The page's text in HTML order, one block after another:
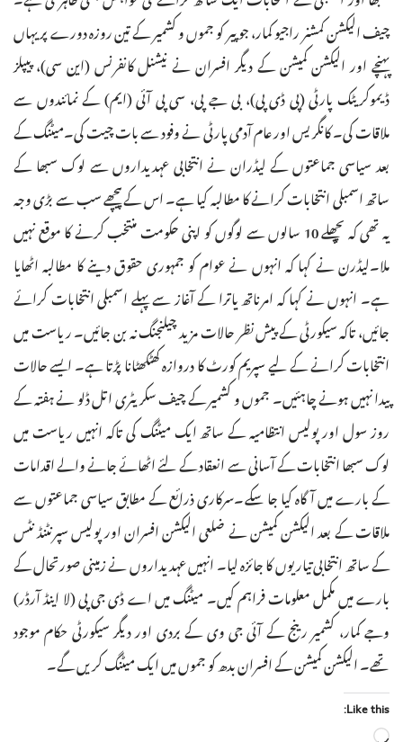
چیف الیکشن کمشنر راجیو کمار، جو پیر کو جموں و کشمیر کے تین روزہ دورے پر یہاں
پہنچے اور الیکشن کمیشن کے دیگر افسران نے نیشنل کانفرنس (این سی)، پیپلز
ڈیموکریٹک پارٹی (پی ڈی پی)، بی جے پی، سی پی آئی (ایم) کے نمائندوں سے
ملاقات کی۔ کانگریس اور عام آدمی پارٹی نے وفود سے بات چیت کی۔میٹنگ کے
بعد سیاسی جماعتوں کے لیڈران نے انتخابی عہدیداروں سے لوک سبھا کے
ساتھ اسمبلی انتخابات کرانے کا مطالبہ کیا ہے۔ اس کے پیچھے سب سے بڑی وجہ
یہ تھی کہ پچھلے 10 سالوں سے لوگوں کو اپنی حکومت منتخب کرنے کا موقع نہیں
ملا۔لیڈرن نے کہا کہ انہوں نے عوام کو جمہوری حقوق دینے کا مطالبہ اٹھایا
ہے۔ انہوں نے کہا کہ امرناتھ یاترا کے آغاز سے پہلے اسمبلی انتخابات کرائے
جائیں، تاکہ سیکورٹی کے پیش نظر حالات مزید چیلنجنگ نہ بن جائیں۔ ریاست میں
انتخابات کرانے کے لیے سپریم کورٹ کا دروازہ کھٹکھٹانا پڑتا ہے۔ ایسے حالات
پیدا نہیں ہونے چاہئیں۔ جموں و کشمیر کے چیف سکریٹری اتل ڈلو نے ہفتہ کے
روز سول اور پولیس انتظامیہ کے ساتھ ایک میٹنگ کی تاکہ انہیں ریاست میں
لوک سبھا انتخابات کے آسانی سے انعقاد کے لئے اٹھائے جانے والے اقدامات
کے بارے میں آگاہ کیا جا سکے۔سرکاری ذرائع کے مطابق سیاسی جماعتوں سے
ملاقات کے بعد الیکشن کمیشن نے ضلعی الیکشن افسران اور پولیس سپرنٹنڈنٹس
کے ساتھ انتخابی تیاریوں کا جائزہ لیا۔ انہیں عہدیداروں نے زمینی صورتحال کے
بارے میں مکمل معلومات فراہم کیں۔ میٹنگ میں اے ڈی جی پی (لا اینڈ آرڈر)
وجے کمار، کشمیر رینج کے آئی جی وی کے بردی اور دیگر سیکورٹی حکام موجود
تھے۔ الیکشن کمیشن کے افسران بدھ کو جموں میں ایک میٹنگ کریں گے۔
Like this: